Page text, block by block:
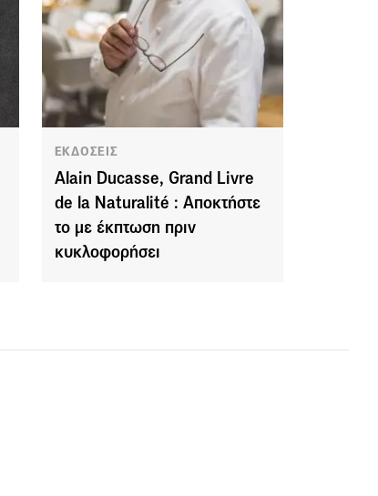
ΕΚΔΟΣΕΙΣ
Alain Ducasse, Grand Livre
de la Naturalité : Αποκτήστε
το με έκπτωση πριν
κυκλοφορήσει